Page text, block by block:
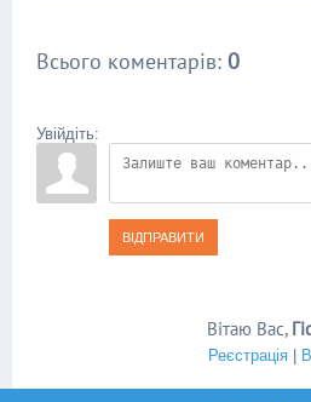
Всього коментарів: 0
Увійдіть:
ВІДПРАВИТИ
Вітаю Вас,
Реєстрація